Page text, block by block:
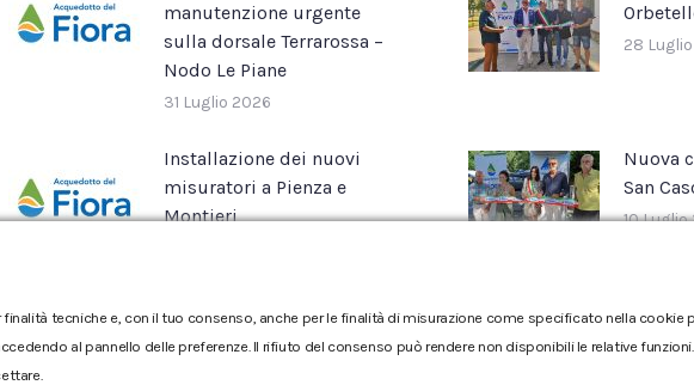
manutenzione urgente
sulla dorsale Terrarossa –
Nodo Le Piane
31 Luglio 2026
28
Installazione dei nuovi
misuratori a Pienza e
Montieri
Nuova
San
10 Luglio
tecniche e, con il tuo consenso, anche per le finalità di misurazione come specificato nella cookie
al pannello delle preferenze. Il rifiuto del consenso può rendere non disponibili le relative